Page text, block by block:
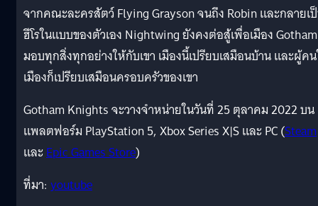
จากคณะละครสัตว์ Flying Grayson จนถึง Robin และกลายเ
ฮีโรในแบบของตัวเอง Nightwing ยังคงต่อสู้เพื่อเมือง
มอบทุกสิ่งทุกอย่างให้กับเขา เมืองนี้เปรียบเสมือนบ้าน และผู้ค
เมืองก็เปรียบเสมือนครอบครัวของเขา
Gotham Knights จะวางจำหน่ายในวันที่ 25 ตุลาคม 2022 บน
แพลตฟอร์ม PlayStation 5, Xbox Series X|S และ PC (Steam
และEpic Games Store)
ที่มา: youtube